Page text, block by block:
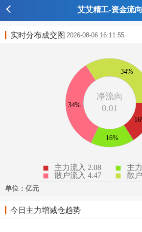
艾艾精工-资金流向
实时分布成交图 2026-08-06 16:11:55
今日主力增减仓趋势